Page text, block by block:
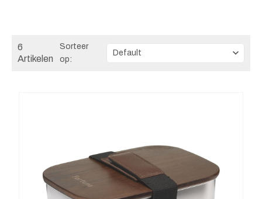
6
Artikelen
Sorteer
op: